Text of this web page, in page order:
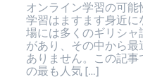
オンライン学習の可
学習はますます身近
場には多くのギリシ
があり、その中から
ありません。この記
の最も人気 […]